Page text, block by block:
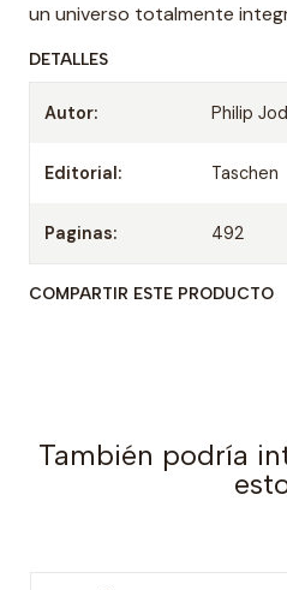
un universo totalmente
DETALLES
Autor: Philip
Editorial: Taschen
Paginas: 492
COMPARTIR ESTE PRODUCTO
También podría